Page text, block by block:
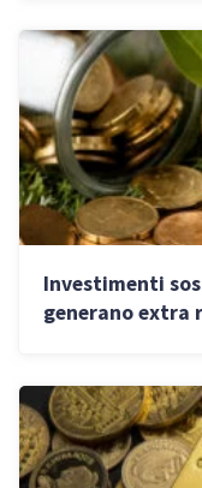
Investimenti
generano extra